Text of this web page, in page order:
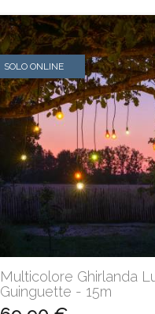
SOLO ONLINE
Multicolore Ghirlanda
Guinguette - 15m